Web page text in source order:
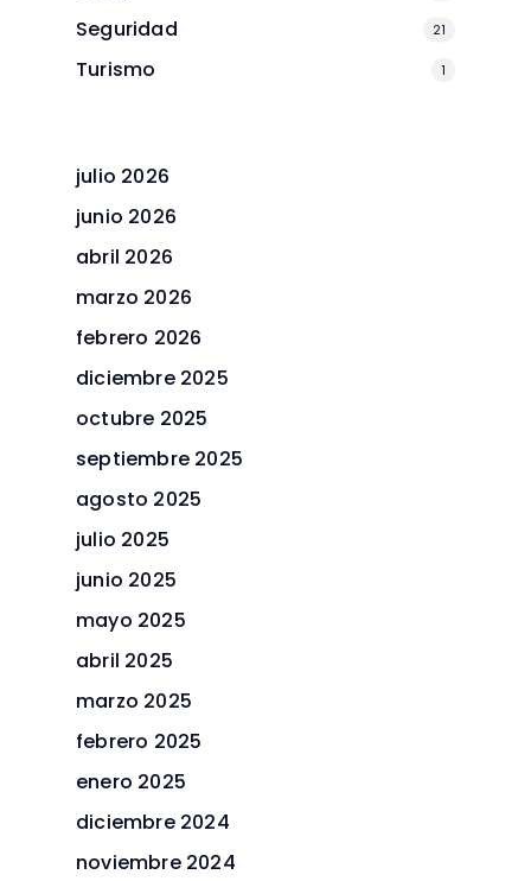
Seguridad 21
Turismo 1
julio 2026
junio 2026
abril 2026
marzo 2026
febrero 2026
diciembre 2025
octubre 2025
septiembre 2025
agosto 2025
julio 2025
junio 2025
mayo 2025
abril 2025
marzo 2025
febrero 2025
enero 2025
diciembre 2024
noviembre 2024